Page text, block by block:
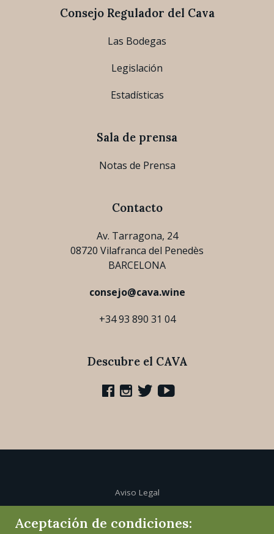
Consejo Regulador del Cava
Las Bodegas
Legislación
Estadísticas
Sala de prensa
Notas de Prensa
Contacto
Av. Tarragona, 24
08720 Vilafranca del Penedès
BARCELONA
consejo@cava.wine
+34 93 890 31 04
Descubre el CAVA
Aviso Legal
Política de cookies
Aceptación de condiciones: